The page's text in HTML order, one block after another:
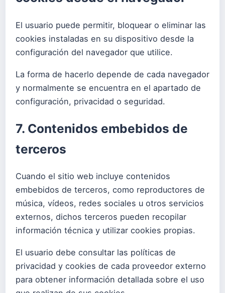
El usuario puede permitir, bloquear o eliminar las
cookies instaladas en su dispositivo desde la
configuración del navegador que utilice.
La forma de hacerlo depende de cada navegador
y normalmente se encuentra en el apartado de
configuración, privacidad o seguridad.
7. Contenidos embebidos de
terceros
Cuando el sitio web incluye contenidos
embebidos de terceros, como reproductores de
música, vídeos, redes sociales u otros servicios
externos, dichos terceros pueden recopilar
información técnica y utilizar cookies propias.
El usuario debe consultar las políticas de
privacidad y cookies de cada proveedor externo
para obtener información detallada sobre el uso